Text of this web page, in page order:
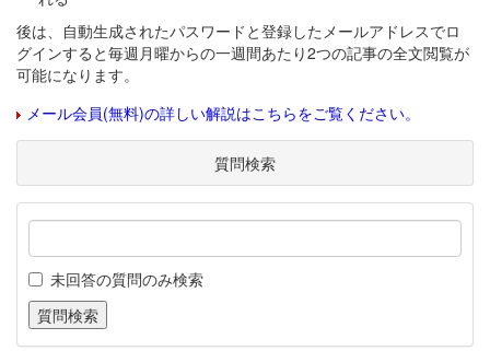
後は、自動生成されたパスワードと登録したメールアドレスでロ
グインすると毎週月曜からの一週間あたり2つの記事の全文閲覧が
可能になります。
メール会員(無料)の詳しい解説はこちらをご覧ください。
質問検索
未回答の質問のみ検索